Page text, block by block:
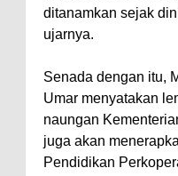
ditanamkan sejak
ujarnya.
Senada dengan itu,
Umar menyatakan
naungan
juga akan
Pendidikan